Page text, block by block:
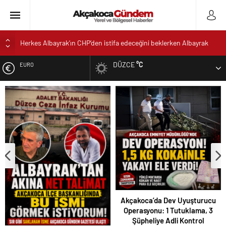
Herkes Albayrak’ın CHP’den istifa edeceğini beklerken Albayrak
Akçakoca’da Dev Uyuşturucu Operasyonu: 1 Tutuklama, 3
AKÇAKOCA’DA İŞ DÜNYASININ KALBİ KALE KOYU
LANSMANINDA ATTI
Saklı Koy Otel’de Yoğunluk: Misafirler Yer Bulmakta Zorlandı
SAHİLLERDE TEMİZLİK ALARMI!
EURO
ALTIN
DOLAR
DÜZCE°C
Akçakoca’da Dev Uyuşturucu
Operasyonu: 1 Tutuklama, 3
Şüpheliye Adli Kontrol